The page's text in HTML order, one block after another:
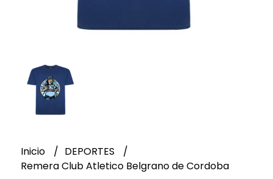
Inicio
DEPORTES
Remera Club Atletico Belgrano de Cordoba